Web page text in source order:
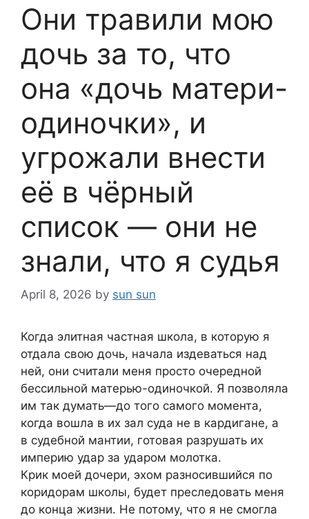
Они травили мою
дочь за то, что
она «дочь матери-
одиночки», и
угрожали внести
её в чёрный
список — они не
знали, что я судья
April 8, 2026 by sun sun
Когда элитная частная школа, в которую я
отдала свою дочь, начала издеваться над
ней, они считали меня просто очередной
бессильной матерью-одиночкой. Я позволяла
им так думать—до того самого момента,
когда вошла в их зал суда не в кардигане, а
в судебной мантии, готовая разрушать их
империю удар за ударом молотка.
Крик моей дочери, эхом разносившийся по
коридорам школы, будет преследовать меня
до конца жизни. Не потому, что я не смогла